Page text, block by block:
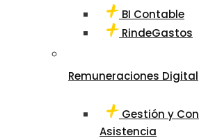
BI Contable
RindeGastos
Remuneraciones Digital
Gestión y
Asistencia